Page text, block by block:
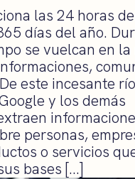
las 24 horas
días del año.
se vuelcan en la
este incesante
y los demás
personas,
o servicios
bases […]